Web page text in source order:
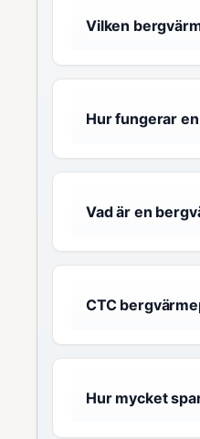
Vilken
Hur fungerar
Vad är en
CTC
Hur mycket